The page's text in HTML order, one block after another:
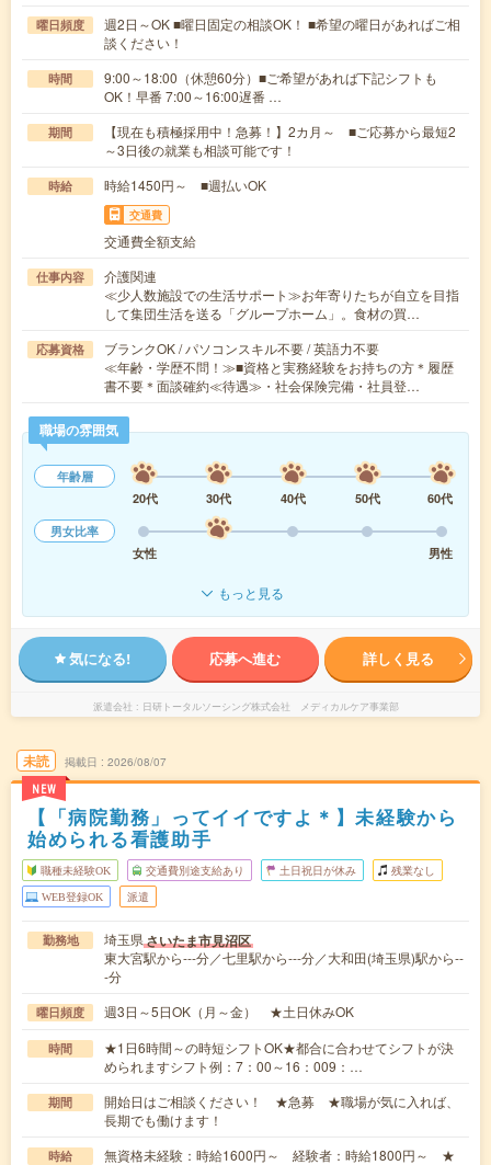
曜日頻度
週2日～OK ■曜日固定の相談OK！ ■希望の曜日があればご相
談ください！
時間
9:00～18:00（休憩60分）■ご希望があれば下記シフトも
OK！早番 7:00～16:00遅番 …
期間
【現在も積極採用中！急募！】2カ月～ ■ご応募から最短2
～3日後の就業も相談可能です！
時給 時給1450円～ ■週払いOK
交通費
交通費全額支給
仕事内容
介護関連
≪少人数施設での生活サポート≫お年寄りたちが自立を目指
して集団生活を送る「グループホーム」。食材の買…
応募資格
ブランクOK / パソコンスキル不要 / 英語力不要
≪年齢・学歴不問！≫■資格と実務経験をお持ちの方＊履歴
書不要＊面談確約≪待遇≫・社会保険完備・社員登…
職場の雰囲気
年齢層
20代
30代 40代 50代
60代
男女比率
女性
男性
もっと見る
気になる! 応募へ進む 詳しく見る
派遣会社 日研トータルソーシング株式会社 メディカルケア事業部
未読
NEW
掲載日 2026/08/07
【「病院勤務」ってイイですよ＊】未経験から
始められる看護助手
職種未経験OK 交通費別途支給あり 土日祝日が休み 残業なし
WEB登録OK 派遣
勤務地 埼玉県さいたま市見沼区
東大宮駅から---分／七里駅から---分／大和田(埼玉県)駅から--
-分
曜日頻度 週3日～5日OK（月～金） ★土日休みOK
時間
★1日6時間～の時短シフトOK★都合に合わせてシフトが決
められますシフト例：7：00～16：009：…
期間
開始日はご相談ください！ ★急募 ★職場が気に入れば、
長期でも働けます！
時給
無資格未経験：時給1600円～ 経験者：時給1800円～ ★